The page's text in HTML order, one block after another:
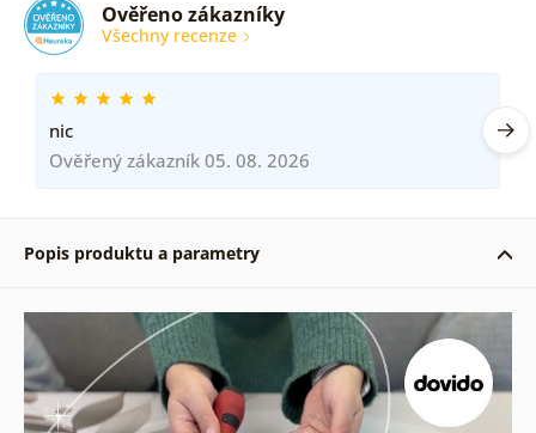
Ověřeno zákazníky
Všechny recenze
nic
Ověřený zákazník 05. 08. 2026
Popis produktu a parametry